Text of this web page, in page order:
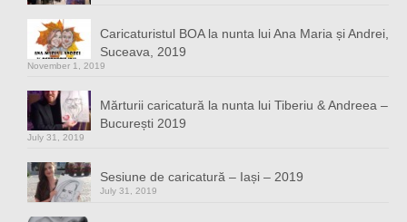
Caricaturistul BOA la nunta lui Ana Maria și Andrei,
Suceava, 2019
November 1, 2019
Mărturii caricatură la nunta lui Tiberiu & Andreea –
București 2019
July 31, 2019
Sesiune de caricatură – Iași – 2019
July 31, 2019